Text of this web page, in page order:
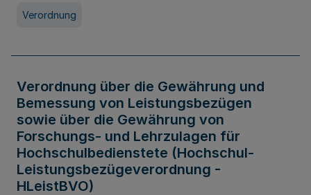
Verordnung
Verordnung über die Gewährung und
Bemessung von Leistungsbezügen
sowie über die Gewährung von
Forschungs- und Lehrzulagen für
Hochschulbedienstete (Hochschul-
Leistungsbezügeverordnung -
HLeistBVO)